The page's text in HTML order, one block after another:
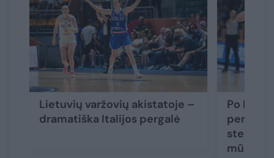
Lietuvių varžovių akistatoje –
dramatiška Italijos pergalė
Po